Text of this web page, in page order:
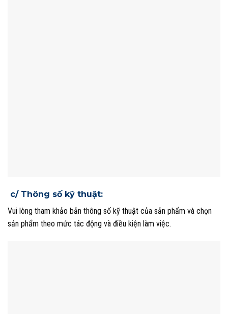
c/ Thông số kỹ thuật:
Vui lòng tham khảo bản thông số kỹ thuật của sản phẩm và chọn
sản phẩm theo mức tác động và điều kiện làm việc.